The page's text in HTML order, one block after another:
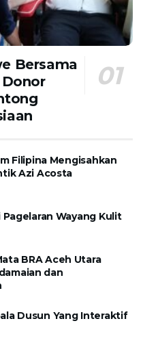
Bersama
Donor
Filipina Mengisahkan
Azi Acosta
Wayang Kulit
BRA Aceh Utara
dan
Dusun Yang Interaktif